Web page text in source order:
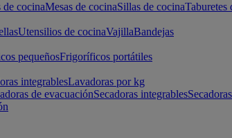
de cocinaMesas de cocinaSillas de cocinaTaburetes
Utensilios de cocinaVajillaBandejas
pequeñosFrigoríficos portátiles
integrablesLavadoras por kg
de evacuaciónSecadoras integrables